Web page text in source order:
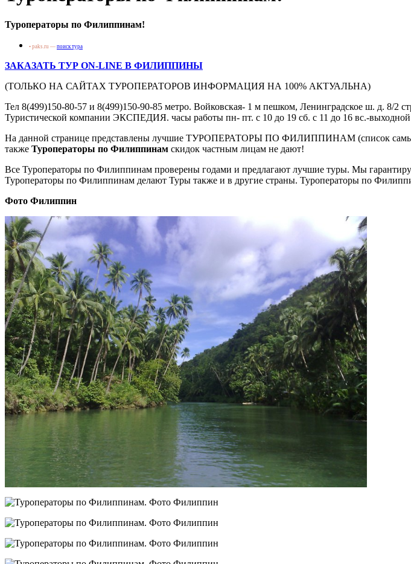
Туроператоры по Филиппинам!
• paks.ru — поиск тура
ЗАКАЗАТЬ ТУР ON-LINЕ В ФИЛИППИНЫ
(ТОЛЬКО НА САЙТАХ ТУРОПЕРАТОРОВ ИНФОРМАЦИЯ НА 100% АКТУАЛЬНА)
Тел 8(499)150-80-57 и 8(499)150-90-85 метро. Войковская- 1 м пешком, Ленинградское ш. д. 8/2
Туристической компании ЭКСПЕДИЯ. часы работы пн- пт. с 10 до 19 сб. с 11 до 16 вс.-
На данной странице представлены лучшие ТУРОПЕРАТОРЫ ПО ФИЛИППИНАМ (список
также Туроператоры по Филиппинам cкидок частным лицам не дают!
Все Туроператоры по Филиппинам проверены годами и предлагают лучшие туры. Мы
Туроператоры по Филиппинам делают Туры также и в другие страны. Туроператоры по
Фото Филиппин